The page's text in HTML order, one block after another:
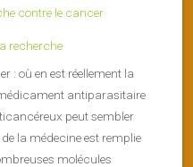
recherche
: où en est réellement la
antiparasitaire
peut sembler
la médecine est remplie
molécules